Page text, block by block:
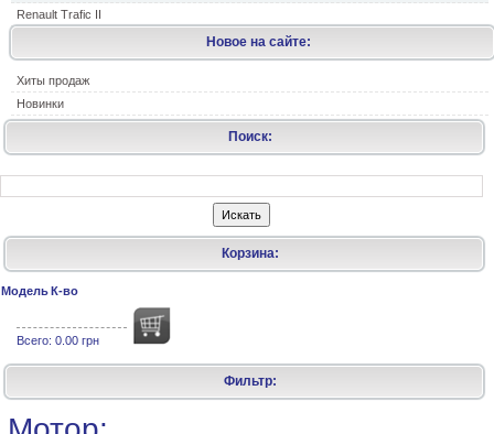
Renault Trafic II
Новое на сайте:
Хиты продаж
Новинки
Поиск:
Корзина:
Модель К-во
Всего: 0.00 грн
Фильтр: